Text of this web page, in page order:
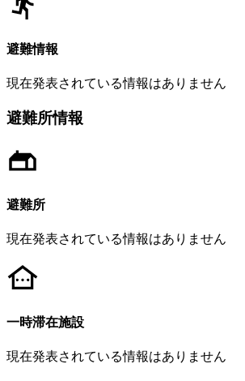
避難情報
現在発表されている情報はありません
避難所情報
避難所
現在発表されている情報はありません
一時滞在施設
現在発表されている情報はありません